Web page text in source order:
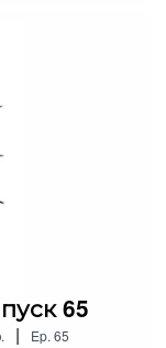
65
| Ep. 65